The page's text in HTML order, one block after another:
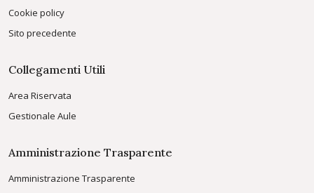
Cookie policy
Sito precedente
Collegamenti Utili
Area Riservata
Gestionale Aule
Amministrazione Trasparente
Amministrazione Trasparente